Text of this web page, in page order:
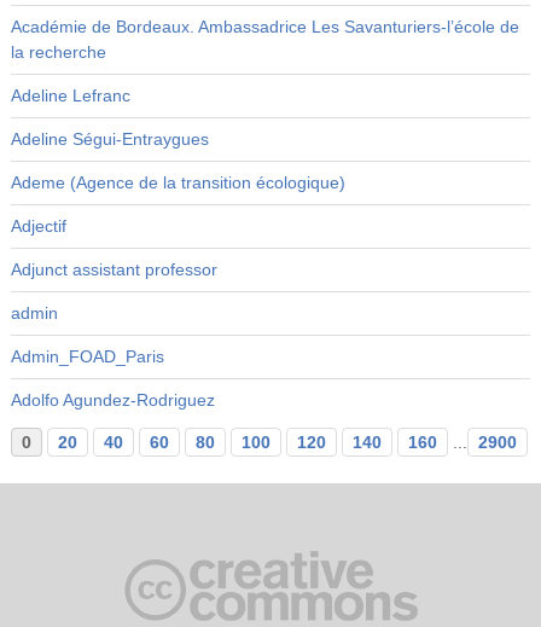
Académie de Bordeaux. Ambassadrice Les Savanturiers-l’école de
la recherche
Adeline Lefranc
Adeline Ségui-Entraygues
Ademe (Agence de la transition écologique)
Adjectif
Adjunct assistant professor
admin
Admin_FOAD_Paris
Adolfo Agundez-Rodriguez
0 20 40 60 80 100 120 140 160 ... 2900